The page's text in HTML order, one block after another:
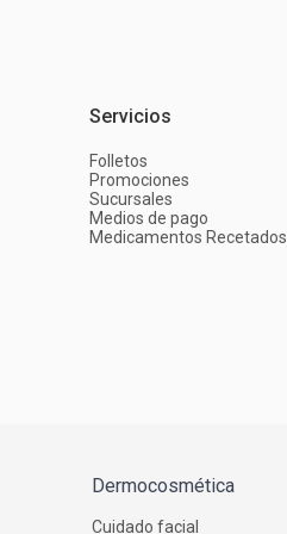
Servicios
Folletos
Promociones
Sucursales
Medios de pago
Medicamentos Recetados
Dermocosmética
Cuidado facial